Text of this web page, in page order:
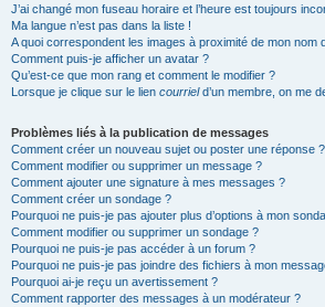
J’ai changé mon fuseau horaire et l’heure est toujours
Ma langue n’est pas dans la liste !
A quoi correspondent les images à proximité de mon nom
Comment puis-je afficher un avatar ?
Qu’est-ce que mon rang et comment le modifier ?
Lorsque je clique sur le lien courrield’un membre, on me
Problèmes liés à la publication de messages
Comment créer un nouveau sujet ou poster une réponse ?
Comment modifier ou supprimer un message ?
Comment ajouter une signature à mes messages ?
Comment créer un sondage ?
Pourquoi ne puis-je pas ajouter plus d’options à mon
Comment modifier ou supprimer un sondage ?
Pourquoi ne puis-je pas accéder à un forum ?
Pourquoi ne puis-je pas joindre des fichiers à mon
Pourquoi ai-je reçu un avertissement ?
Comment rapporter des messages à un modérateur ?